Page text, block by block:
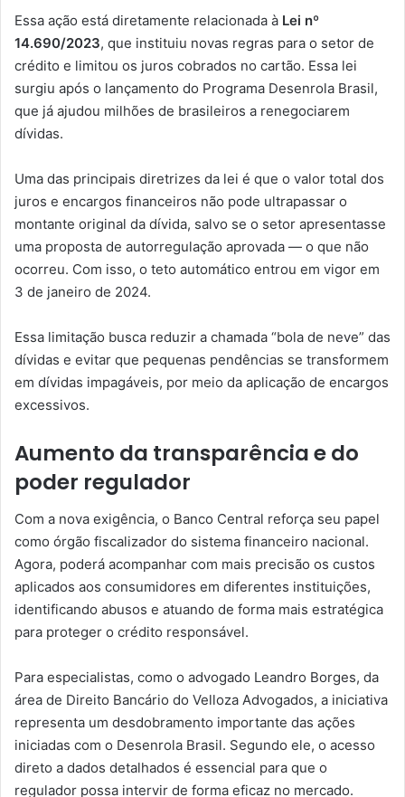
Essa ação está diretamente relacionada à Lei nº
14.690/2023, que instituiu novas regras para o setor de
crédito e limitou os juros cobrados no cartão. Essa lei
surgiu após o lançamento do Programa Desenrola Brasil,
que já ajudou milhões de brasileiros a renegociarem
dívidas.
Uma das principais diretrizes da lei é que o valor total dos
juros e encargos financeiros não pode ultrapassar o
montante original da dívida, salvo se o setor apresentasse
uma proposta de autorregulação aprovada — o que não
ocorreu. Com isso, o teto automático entrou em vigor em
3 de janeiro de 2024.
Essa limitação busca reduzir a chamada “bola de neve” das
dívidas e evitar que pequenas pendências se transformem
em dívidas impagáveis, por meio da aplicação de encargos
excessivos.
Aumento da transparência e do
poder regulador
Com a nova exigência, o Banco Central reforça seu papel
como órgão fiscalizador do sistema financeiro nacional.
Agora, poderá acompanhar com mais precisão os custos
aplicados aos consumidores em diferentes instituições,
identificando abusos e atuando de forma mais estratégica
para proteger o crédito responsável.
Para especialistas, como o advogado Leandro Borges, da
área de Direito Bancário do Velloza Advogados, a iniciativa
representa um desdobramento importante das ações
iniciadas com o Desenrola Brasil. Segundo ele, o acesso
direto a dados detalhados é essencial para que o
regulador possa intervir de forma eficaz no mercado.